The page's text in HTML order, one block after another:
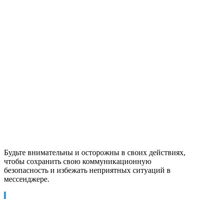
Будьте внимательны и осторожны в своих действиях,
чтобы сохранить свою коммуникационную
безопасность и избежать неприятных ситуаций в
мессенджере.